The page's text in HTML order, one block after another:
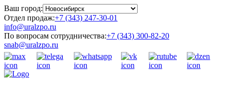
Ваш город:
Отдел продаж:+7 (343) 247-30-01
info@uralzpo.ru
По вопросам сотрудничества:+7 (343) 300-82-20
snab@uralzpo.ru